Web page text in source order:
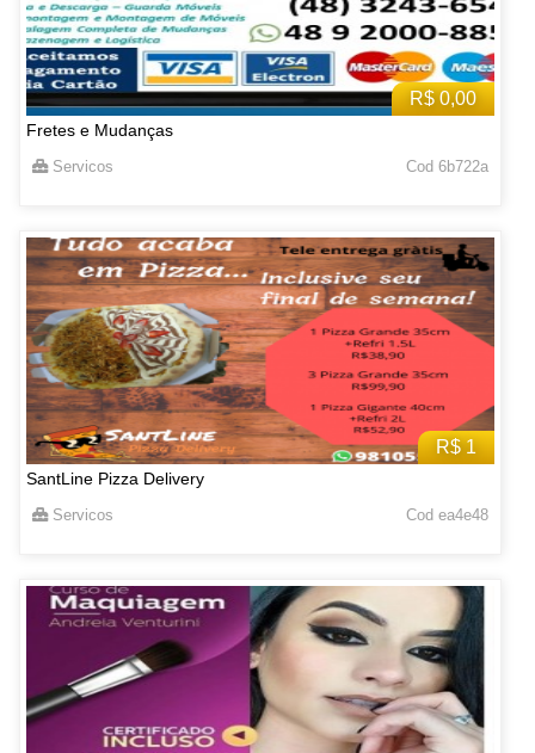
R$ 0,00
Fretes e Mudanças
Servicos Cod 6b722a
R$ 1
SantLine Pizza Delivery
Servicos Cod ea4e48